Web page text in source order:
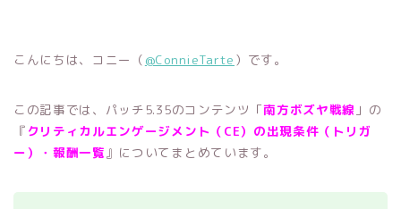
こんにちは、コニー（ @ConnieTarte ）です。
この記事では、パッチ5.35のコンテンツ「南方ボズヤ戦線 」の
『 クリティカルエンゲージメント（CE）の出現条件（トリガ
ー）・報酬一覧』についてまとめています。